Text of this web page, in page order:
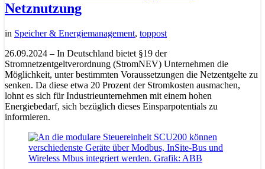
Netznutzung
in Speicher & Energiemanagement, toppost
26.09.2024 – In Deutschland bietet §19 der
Stromnetzentgeltverordnung (StromNEV) Unternehmen die
Möglichkeit, unter bestimmten Voraussetzungen die Netzentgelte zu
senken. Da diese etwa 20 Prozent der Stromkosten ausmachen,
lohnt es sich für Industrieunternehmen mit einem hohen
Energiebedarf, sich bezüglich dieses Einsparpotentials zu
informieren.